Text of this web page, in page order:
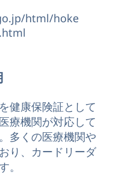
html/hoke
健康保険証として
療機関が対応して
多くの医療機関や
り、カードリーダ
。